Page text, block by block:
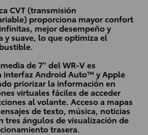
CVT (transmisión
proporciona mayor confort
mejor desempeño y
y suave, lo que optimiza el
de 7" del WR-V es
interfaz Android Auto™ y Apple
priorizar la información en
virtuales fáciles de acceder
al volante. Acceso a mapas
de texto, música, noticias
tres ángulos de visualización de
trasera.